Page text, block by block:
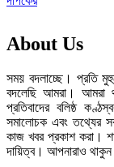
About Us
সময় বদলাচ্ছে। প্রতি
বদলেছি আমরা। আমরা
প্রতিবাদের বলিষ্ঠ
সমালোচক এবং তথ্যের
কাজ খবর প্রকাশ করা।
দায়িত্ব। আপনারাও